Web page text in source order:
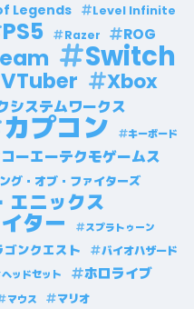
Legends Level Infinite
PS5 Razer ROG
Switch
VTuber Xbox
システムワークス
カプコン
キーボード
コーエーテクモゲームス
グ・オブ・ファイターズ
エニックス
ター スプラトゥーン
ゴンクエスト バイオハザード
ヘッドセット ホロライブ
マウス マリオ